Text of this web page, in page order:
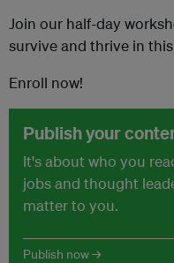
Join our half-day
survive and thrive in this
Enroll now!
Publish your
It's about who you
jobs and thought
matter to you.
Publish now →